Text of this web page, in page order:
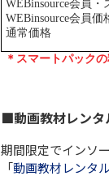
■動画教材レンタ
期間限定でインソ
「動画教材レンタ